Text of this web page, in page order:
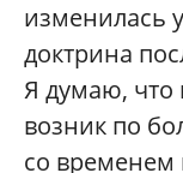
изменилась
доктрина
Я думаю, что
возник по
со временем